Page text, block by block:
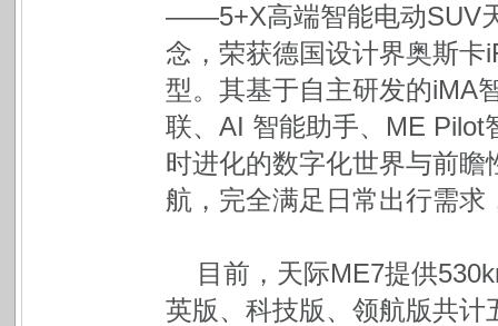
——5+X高端智能电动SUV
念，荣获德国设计界奥斯
型。其基于自主研发的iMA
联、AI 智能助手、ME Pilot
时进化的数字化世界与前
航，完全满足日常出行需求
目前，天际ME7提供
英版、科技版、领航版共